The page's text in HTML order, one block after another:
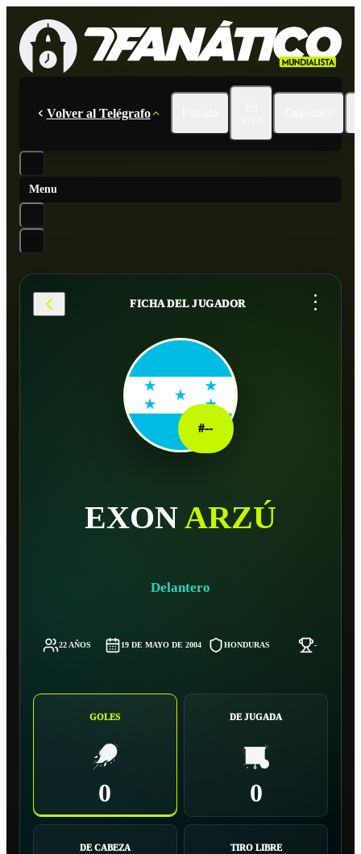
Volver al Telégrafo
Menu
FICHA DEL JUGADOR ...
#--
EXONARZÚ
Delantero
22 AÑOS 19 DE MAYO DE 2004 HONDURAS -
GOLES
0
DE JUGADA
0
DE CABEZA TIRO LIBRE